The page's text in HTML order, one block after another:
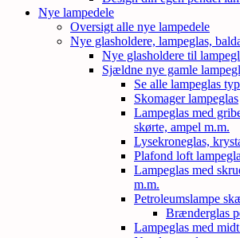
Nye lampedele
Oversigt alle nye lampedele
Nye glasholdere, lampeglas,
Nye glasholdere til
Sjældne nye gamle
Se alle lampeglas
Skomager lampeglas
Lampeglas med
skørte, ampel m.m.
Lysekroneglas,
Plafond loft
Lampeglas med
m.m.
Petroleumslampe
Brænderglas
Lampeglas med